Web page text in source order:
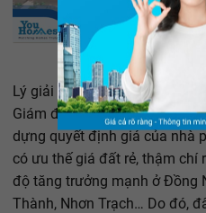
Lý giải nguyên nhân này, ông
Giám đốc LDG Group cho
dựng quyết định giá của nhà
có ưu thế giá đất rẻ, thậm chí
độ tăng trưởng mạnh ở Đồng
Thành, Nhơn Trạch… Do đó,